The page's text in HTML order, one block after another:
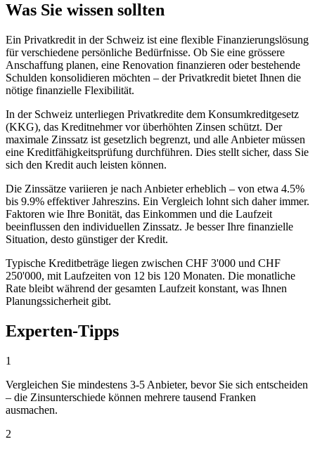
Was Sie wissen sollten
Ein Privatkredit in der Schweiz ist eine flexible Finanzierungslösung
für verschiedene persönliche Bedürfnisse. Ob Sie eine grössere
Anschaffung planen, eine Renovation finanzieren oder bestehende
Schulden konsolidieren möchten – der Privatkredit bietet Ihnen die
nötige finanzielle Flexibilität.
In der Schweiz unterliegen Privatkredite dem Konsumkreditgesetz
(KKG), das Kreditnehmer vor überhöhten Zinsen schützt. Der
maximale Zinssatz ist gesetzlich begrenzt, und alle Anbieter müssen
eine Kreditfähigkeitsprüfung durchführen. Dies stellt sicher, dass Sie
sich den Kredit auch leisten können.
Die Zinssätze variieren je nach Anbieter erheblich – von etwa 4.5%
bis 9.9% effektiver Jahreszins. Ein Vergleich lohnt sich daher immer.
Faktoren wie Ihre Bonität, das Einkommen und die Laufzeit
beeinflussen den individuellen Zinssatz. Je besser Ihre finanzielle
Situation, desto günstiger der Kredit.
Typische Kreditbeträge liegen zwischen CHF 3'000 und CHF
250'000, mit Laufzeiten von 12 bis 120 Monaten. Die monatliche
Rate bleibt während der gesamten Laufzeit konstant, was Ihnen
Planungssicherheit gibt.
Experten-Tipps
1
Vergleichen Sie mindestens 3-5 Anbieter, bevor Sie sich entscheiden
– die Zinsunterschiede können mehrere tausend Franken
ausmachen.
2